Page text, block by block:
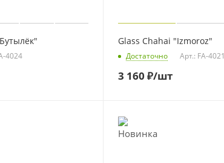
4024
Glass Chahai "Izmoroz"
Достаточно Арт.: FA-4021
3 160 ₽/шт